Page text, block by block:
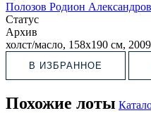
Полозов Родион
Статус
Архив
холст/масло, 158х190 см, 2009
В ИЗБРАННОЕ
Похожие лоты